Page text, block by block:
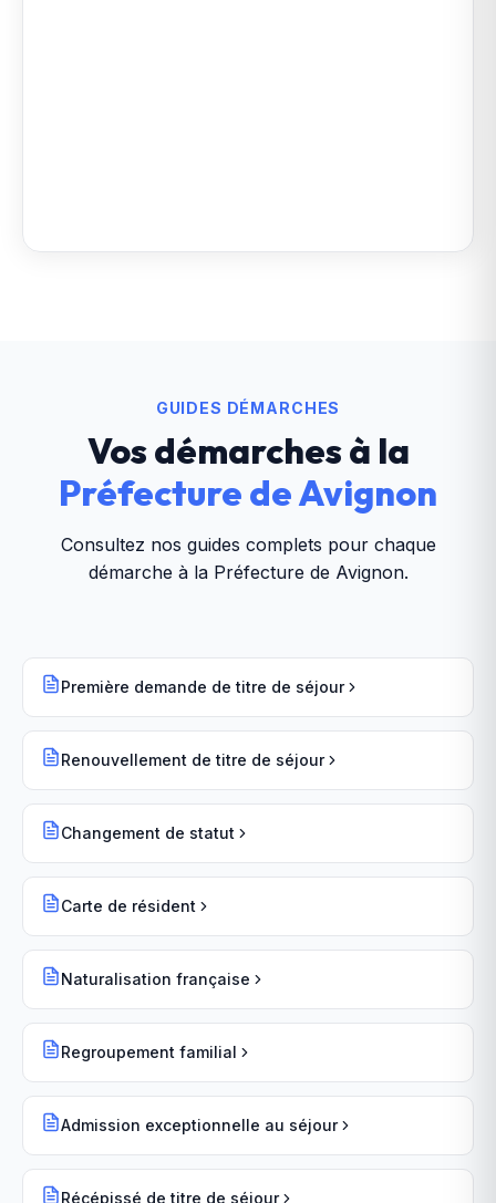
GUIDES DÉMARCHES
Vos démarches à la
Préfecture de Avignon
Consultez nos guides complets pour chaque
démarche à la Préfecture de Avignon.
Première demande de titre de séjour
Renouvellement de titre de séjour
Changement de statut
Carte de résident
Naturalisation française
Regroupement familial
Admission exceptionnelle au séjour
Récépissé de titre de séjour